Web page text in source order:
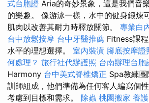
式台胞證 Aria的奇妙景象，這是我們音
的樂趣。 像游泳一樣，水中的健身鍛煉
肌肉以改善其耐力時釋放關節。 專業白
台中放鬆按摩 台中牙醫推薦 Fitness課
水平的理想選擇。 室內裝潢 腳底按摩證
何處理？ 旅行社代辦護照 台南辦理台胞
Harmony 台中美式脊椎矯正 Spa教練
訓師組成，他們準備為任何客人編寫個
考慮到目標和需求。 除蟲 桃園搬家 養